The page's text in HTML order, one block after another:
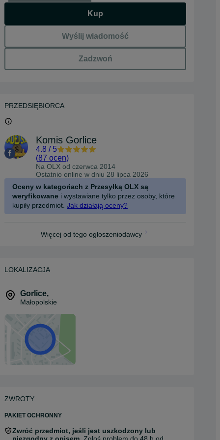
Kup
Wyślij wiadomość
Zadzwoń
PRZEDSIĘBIORCA
Komis Gorlice
4.8 / 5
(87 ocen)
Na OLX od czerwca 2014
Ostatnio online w dniu 28 lipca 2026
Oceny w kategoriach z Przesyłką OLX są
weryfikowane i wystawiane tylko przez osoby, które
kupiły przedmiot. Jak działają oceny?
Więcej od tego ogłoszeniodawcy
LOKALIZACJA
Gorlice,
Małopolskie
ZWROTY
PAKIET OCHRONNY
Zwróć przedmiot, jeśli jest uszkodzony lub